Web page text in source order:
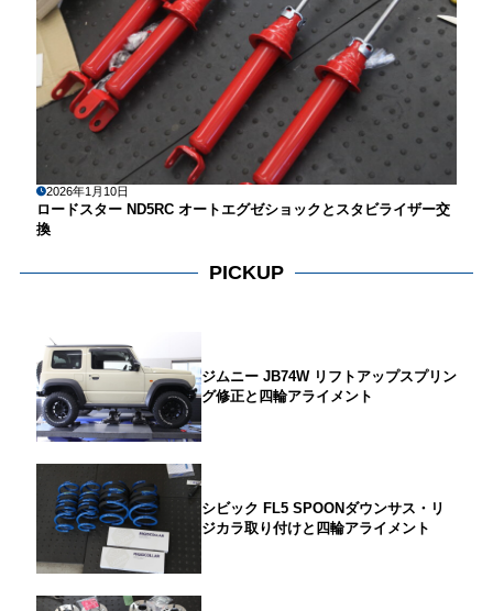
2026年1月10日
ロードスター ND5RC オートエグゼショックとスタビライザー交
換
PICKUP
ジムニー JB74W リフトアップスプリン
グ修正と四輪アライメント
シビック FL5 SPOONダウンサス・リ
ジカラ取り付けと四輪アライメント